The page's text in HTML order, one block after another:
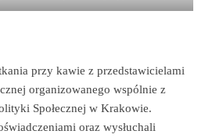
przy kawie z przedstawicielami
organizowanego wspólnie z
Społecznej w Krakowie.
oraz wysłuchali